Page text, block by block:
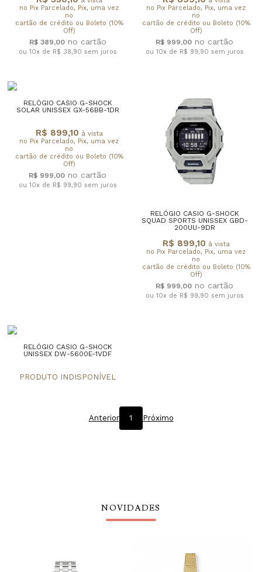
no Pix Parcelado, Pix, uma vez
no
cartão de crédito ou Boleto (10%
Off)
R$ 389,00
ou 10x de R$ 38,90 sem juros
no Pix Parcelado, Pix, uma vez
no
cartão de crédito ou Boleto (10%
Off)
R$ 999,00
ou 10x de R$ 99,90 sem juros
RELÓGIO CASIO G-SHOCK
SOLAR UNISSEX GX-56BB-1DR
R$ 899,10 à vista
no Pix Parcelado, Pix, uma vez
no
cartão de crédito ou Boleto (10%
Off)
R$ 999,00
ou 10x de R$ 99,90 sem juros
RELÓGIO CASIO G-SHOCK
SQUAD SPORTS UNISSEX GBD-
200UU-9DR
R$ 899,10 à vista
no Pix Parcelado, Pix, uma vez
no
cartão de crédito ou Boleto (10%
Off)
R$ 999,00
ou 10x de R$ 99,90 sem juros
RELÓGIO CASIO G-SHOCK
UNISSEX DW-5600E-1VDF
Anterior 1 Próximo
NOVIDADES